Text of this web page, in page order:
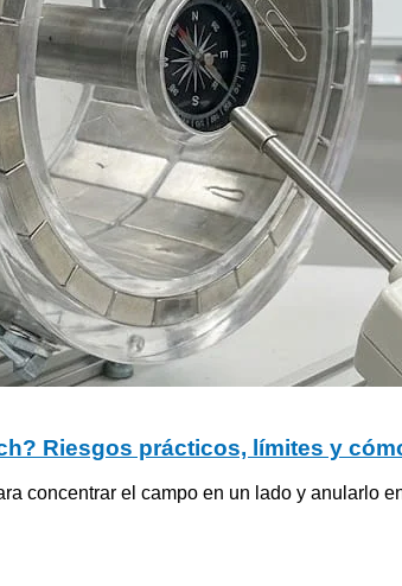
Riesgos prácticos, límites y
concentrar el campo en un lado y anularlo